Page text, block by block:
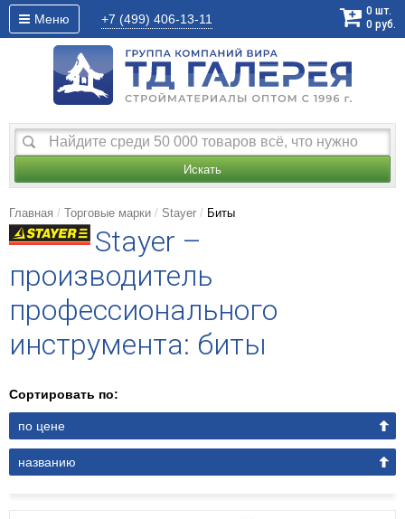
Меню +7 (499) 406-13-11
0 шт.
0 руб.
Искать
Главная Торговые марки Stayer Биты
Stayer –
производитель
профессионального
инструмента: биты
Сортировать по:
по цене
названию